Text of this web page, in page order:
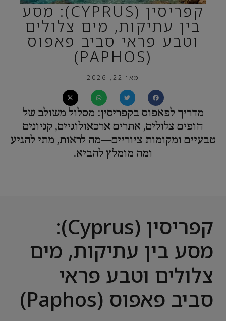
קפריסין (CYPRUS): מסע
בין עתיקות, מים צלולים
וטבע פראי סביב פאפוס
(PAPHOS)
מאי 22, 2026
מדריך לפאפוס בקפריסין: מסלול משולב של
חופים צלולים, אתרים ארכאולוגיים, קניונים
טבעיים ומקומות ציוריים—מה לראות, מתי להגיע
ומה מומלץ להביא.
קפריסין (Cyprus):
מסע בין עתיקות, מים
צלולים וטבע פראי
סביב פאפוס (Paphos)